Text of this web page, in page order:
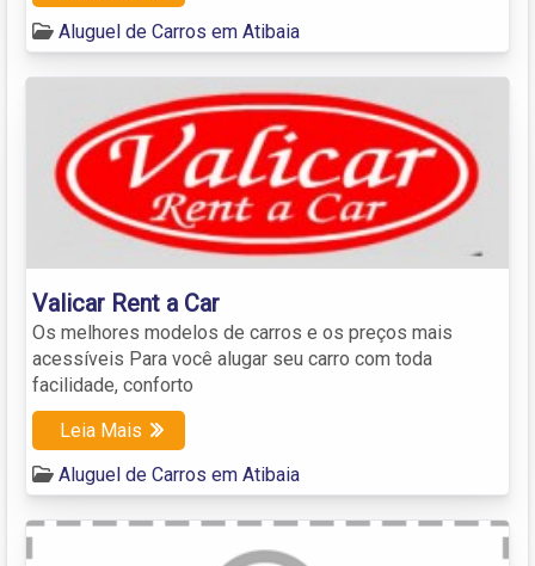
Aluguel de Carros em Atibaia
Valicar Rent a Car
Os melhores modelos de carros e os preços mais
acessíveis Para você alugar seu carro com toda
facilidade, conforto
Leia Mais
Aluguel de Carros em Atibaia